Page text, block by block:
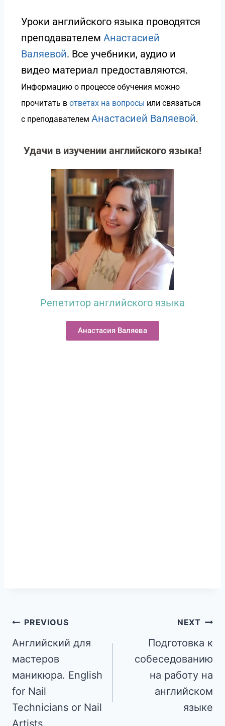
Уроки английского языка проводятся
преподавателем Анастасией
Валяевой. Все учебники, аудио и
видео материал предоставляются.
Информацию о процессе обучения можно
прочитать в ответах на вопросы или связаться
с преподавателем Анастасией Валяевой.
Удачи в изучении английского языка!
Репетитор английского языка
Анастасия Валяева
PREVIOUS
Английский для
мастеров
маникюра. English
for Nail
Technicians or Nail
Artists.
NEXT
Подготовка к
собеседованию
на работу на
английском
языке